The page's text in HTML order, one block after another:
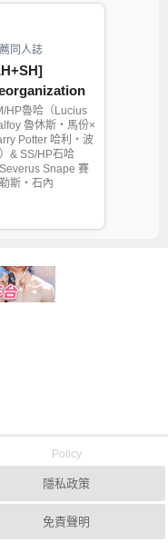
同人誌
HP魯哈（Lucius
魯休斯‧馬份×
Potter 哈利‧波
& SS/HP石哈
Severus Snape 賽
斯‧石內
Policy
隱私政策
免責聲明